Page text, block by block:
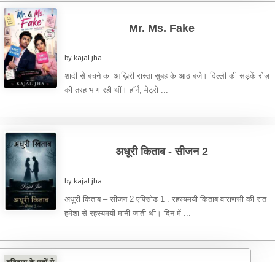
Mr. Ms. Fake
by kajal jha
शादी से बचने का आख़िरी रास्ता सुबह के आठ बजे। दिल्ली की सड़कें रोज़
की तरह भाग रही थीं। हॉर्न, मेट्रो ...
अधूरी किताब - सीजन 2
by kajal jha
अधूरी किताब – सीजन 2 एपिसोड 1 : रहस्यमयी किताब वाराणसी की रात
हमेशा से रहस्यमयी मानी जाती थी। दिन में ...